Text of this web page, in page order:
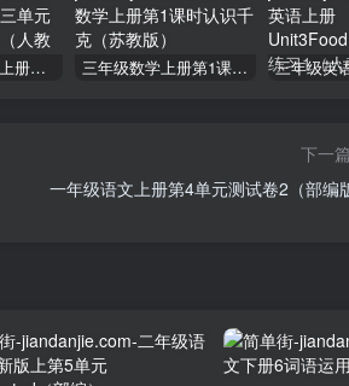
三年级数学上册上册第三单元《测量》练习题（人教版） 三年级数学上册第1课时认识千克（苏教版）
下一篇
一年级语文上册第4单元测试卷2（部编